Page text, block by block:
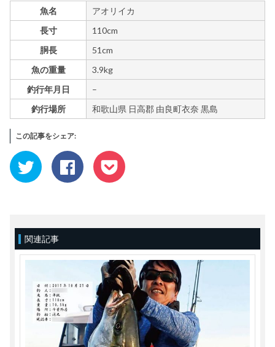
魚名
アオリイカ
長寸
110cm
胴長
51cm
魚の重量
3.9kg
釣行年月日
–
釣行場所
和歌山県 日高郡 由良町衣奈 黒島
この記事をシェア:
ク
リ
ッ
ク
有
(新
し
い
ウ
ィ
ウ
で
開
き
ま
す)
Facebook
で
共
有
リ
し
て
く
い
い
ウ
ィ
ン
ド
ウ
ク
リ
ッ
ク
ェ
し
い
ウ
ィ
ン
ド
ウ
で
開
き
ま
す)
関連記事